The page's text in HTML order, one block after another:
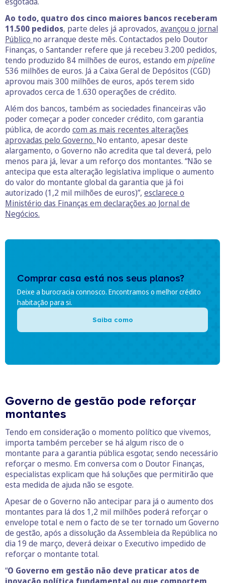
Ao todo, quatro dos cinco maiores bancos receberam
11.500 pedidos, parte deles já aprovados, avançou o jornal
Público no arranque deste mês. Contactados pelo Doutor
Finanças, o Santander refere que já recebeu 3.200 pedidos,
tendo produzido 84 milhões de euros, estando em pipeline
536 milhões de euros. Já a Caixa Geral de Depósitos (CGD)
aprovou mais 300 milhões de euros, após terem sido
aprovados cerca de 1.630 operações de crédito.
Além dos bancos, também as sociedades financeiras vão
poder começar a poder conceder crédito, com garantia
pública, de acordo com as mais recentes alterações
aprovadas pelo Governo. No entanto, apesar deste
alargamento, o Governo não acredita que tal deverá, pelo
menos para já, levar a um reforço dos montantes. “Não se
antecipa que esta alteração legislativa implique o aumento
do valor do montante global da garantia que já foi
autorizado (1,2 mil milhões de euros)”, esclarece o
Ministério das Finanças em declarações ao Jornal de
Negócios.
Comprar casa está nos seus planos?
Deixe a burocracia connosco. Encontramos o melhor crédito
habitação para si.
Saiba como
Governo de gestão pode reforçar
montantes
Tendo em consideração o momento político que vivemos,
importa também perceber se há algum risco de o
montante para a garantia pública esgotar, sendo necessário
reforçar o mesmo. Em conversa com o Doutor Finanças,
especialistas explicam que há soluções que permitirão que
esta medida de ajuda não se esgote.
Apesar de o Governo não antecipar para já o aumento dos
montantes para lá dos 1,2 mil milhões poderá reforçar o
envelope total e nem o facto de se ter tornado um Governo
de gestão, após a dissolução da Assembleia da República no
dia 19 de março, deverá deixar o Executivo impedido de
reforçar o montante total.
“O Governo em gestão não deve praticar atos de